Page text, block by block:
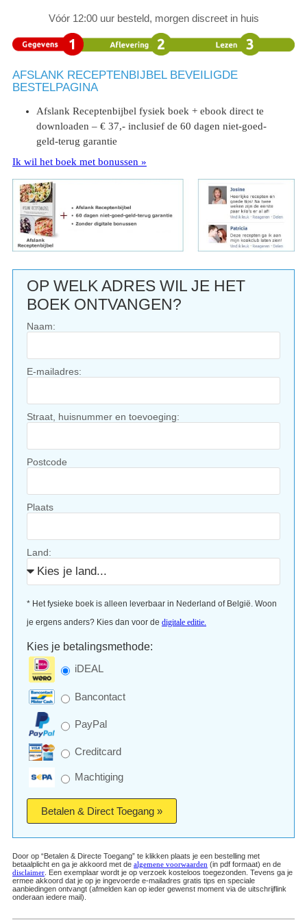
Vóór 12:00 uur besteld, morgen discreet in huis
AFSLANK RECEPTENBIJBEL BEVEILIGDE
BESTELPAGINA
Afslank Receptenbijbel fysiek boek + ebook direct te
downloaden – € 37,- inclusief de 60 dagen niet-goed-
geld-terug garantie
Ik wil het boek met bonussen »
OP WELK ADRES WIL JE HET
BOEK ONTVANGEN?
Naam:
E-mailadres:
Straat, huisnummer en toevoeging:
Postcode
Plaats
Land:
* Het fysieke boek is alleen leverbaar in Nederland of België. Woon
je ergens anders? Kies dan voor de digitale editie.
Kies je betalingsmethode:
iDEAL
Bancontact
PayPal
Creditcard
Machtiging
Betalen & Direct Toegang »
Door op “Betalen & Directe Toegang” te klikken plaats je een bestelling met
betaalplicht en ga je akkoord met de algemene voorwaarden (in pdf formaat) en de
disclaimer . Een exemplaar wordt je op verzoek kosteloos toegezonden. Tevens ga je
ermee akkoord dat je op je ingevoerde e-mailadres gratis tips en speciale
aanbiedingen ontvangt (afmelden kan op ieder gewenst moment via de uitschrijflink
onderaan iedere mail).